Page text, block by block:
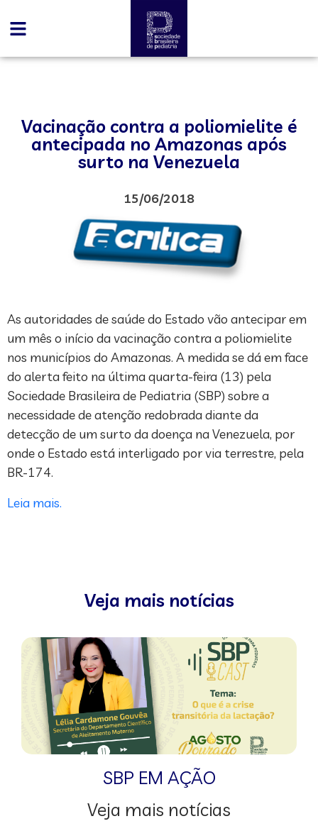
Vacinação contra a poliomielite é
antecipada no Amazonas após
surto na Venezuela
15/06/2018
As autoridades de saúde do Estado vão antecipar em
um mês o início da vacinação contra a poliomielite
nos municípios do Amazonas. A medida se dá em face
do alerta feito na última quarta-feira (13) pela
Sociedade Brasileira de Pediatria (SBP) sobre a
necessidade de atenção redobrada diante da
detecção de um surto da doença na Venezuela, por
onde o Estado está interligado por via terrestre, pela
BR-174.
Leia mais.
Veja mais notícias
SBP EM AÇÃO
Veja mais notícias